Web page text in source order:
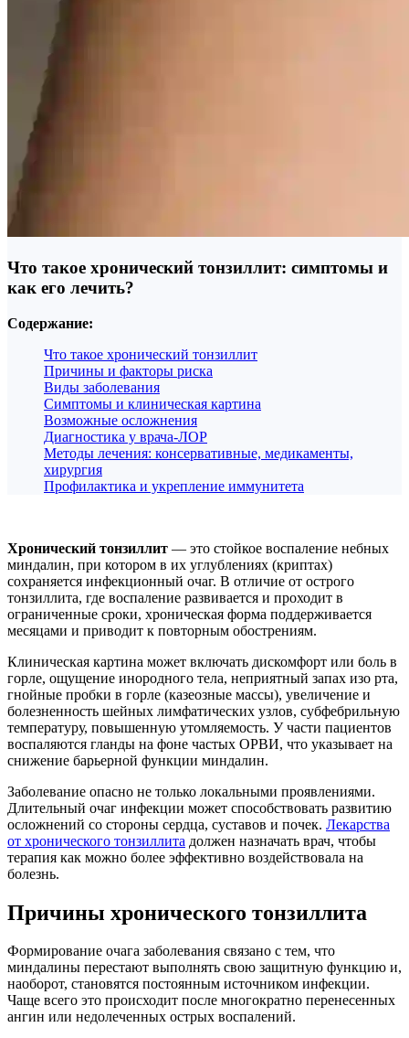
Что такое хронический тонзиллит: симптомы и
как его лечить?
Содержание:
Что такое хронический тонзиллит
Причины и факторы риска
Виды заболевания
Симптомы и клиническая картина
Возможные осложнения
Диагностика у врача-ЛОР
Методы лечения: консервативные, медикаменты,
хирургия
Профилактика и укрепление иммунитета
Хронический тонзиллит — это стойкое воспаление небных
миндалин, при котором в их углублениях (криптах)
сохраняется инфекционный очаг. В отличие от острого
тонзиллита, где воспаление развивается и проходит в
ограниченные сроки, хроническая форма поддерживается
месяцами и приводит к повторным обострениям.
Клиническая картина может включать дискомфорт или боль в
горле, ощущение инородного тела, неприятный запах изо рта,
гнойные пробки в горле (казеозные массы), увеличение и
болезненность шейных лимфатических узлов, субфебрильную
температуру, повышенную утомляемость. У части пациентов
воспаляются гланды на фоне частых ОРВИ, что указывает на
снижение барьерной функции миндалин.
Заболевание опасно не только локальными проявлениями.
Длительный очаг инфекции может способствовать развитию
осложнений со стороны сердца, суставов и почек. Лекарства
от хронического тонзиллита должен назначать врач, чтобы
терапия как можно более эффективно воздействовала на
болезнь.
Причины хронического тонзиллита
Формирование очага заболевания связано с тем, что
миндалины перестают выполнять свою защитную функцию и,
наоборот, становятся постоянным источником инфекции.
Чаще всего это происходит после многократно перенесенных
ангин или недолеченных острых воспалений.